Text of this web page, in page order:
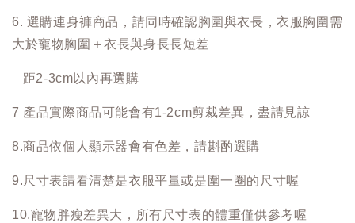
6. 選購連身褲商品，請同時確認胸圍與衣長，衣服胸圍需
大於寵物胸圍＋衣長與身長長短差
距2-3cm以內再選購
7 產品實際商品可能會有1-2cm剪裁差異，盡請見諒
8.商品依個人顯示器會有色差，請斟酌選購
9.尺寸表請看清楚是衣服平量或是圍一圈的尺寸喔
10.寵物胖瘦差異大，所有尺寸表的體重僅供參考喔